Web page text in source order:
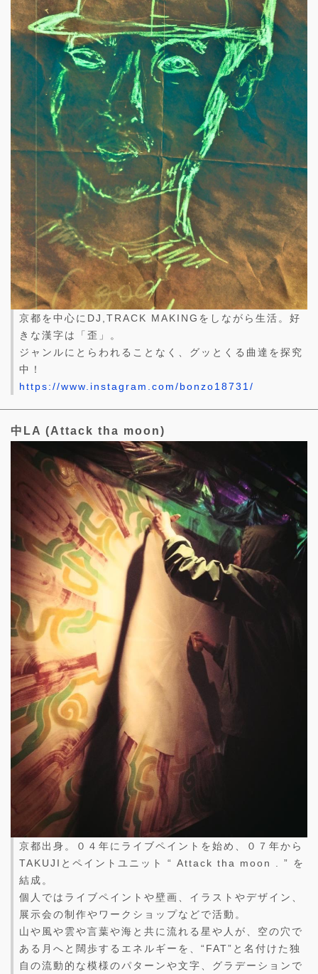
京都を中心にDJ,TRACK MAKINGをしながら生活。好
きな漢字は「歪」。
ジャンルにとらわれることなく、グッとくる曲達を探究
中！
https://www.instagram.com/bonzo18731/
中LA (Attack tha moon)
京都出身。０４年にライブペイントを始め、０７年から
TAKUJIとペイントユニット “ Attack tha moon . ” を
結成。
個人ではライブペイントや壁画、イラストやデザイン、
展示会の制作やワークショップなどで活動。
山や風や雲や言葉や海と共に流れる星や人が、空の穴で
ある月へと闊歩するエネルギーを、“FAT”と名付けた独
自の流動的な模様のパターンや文字、グラデーションで